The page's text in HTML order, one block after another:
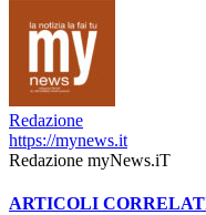
Redazione
https://mynews.it
Redazione myNews.iT
ARTICOLI